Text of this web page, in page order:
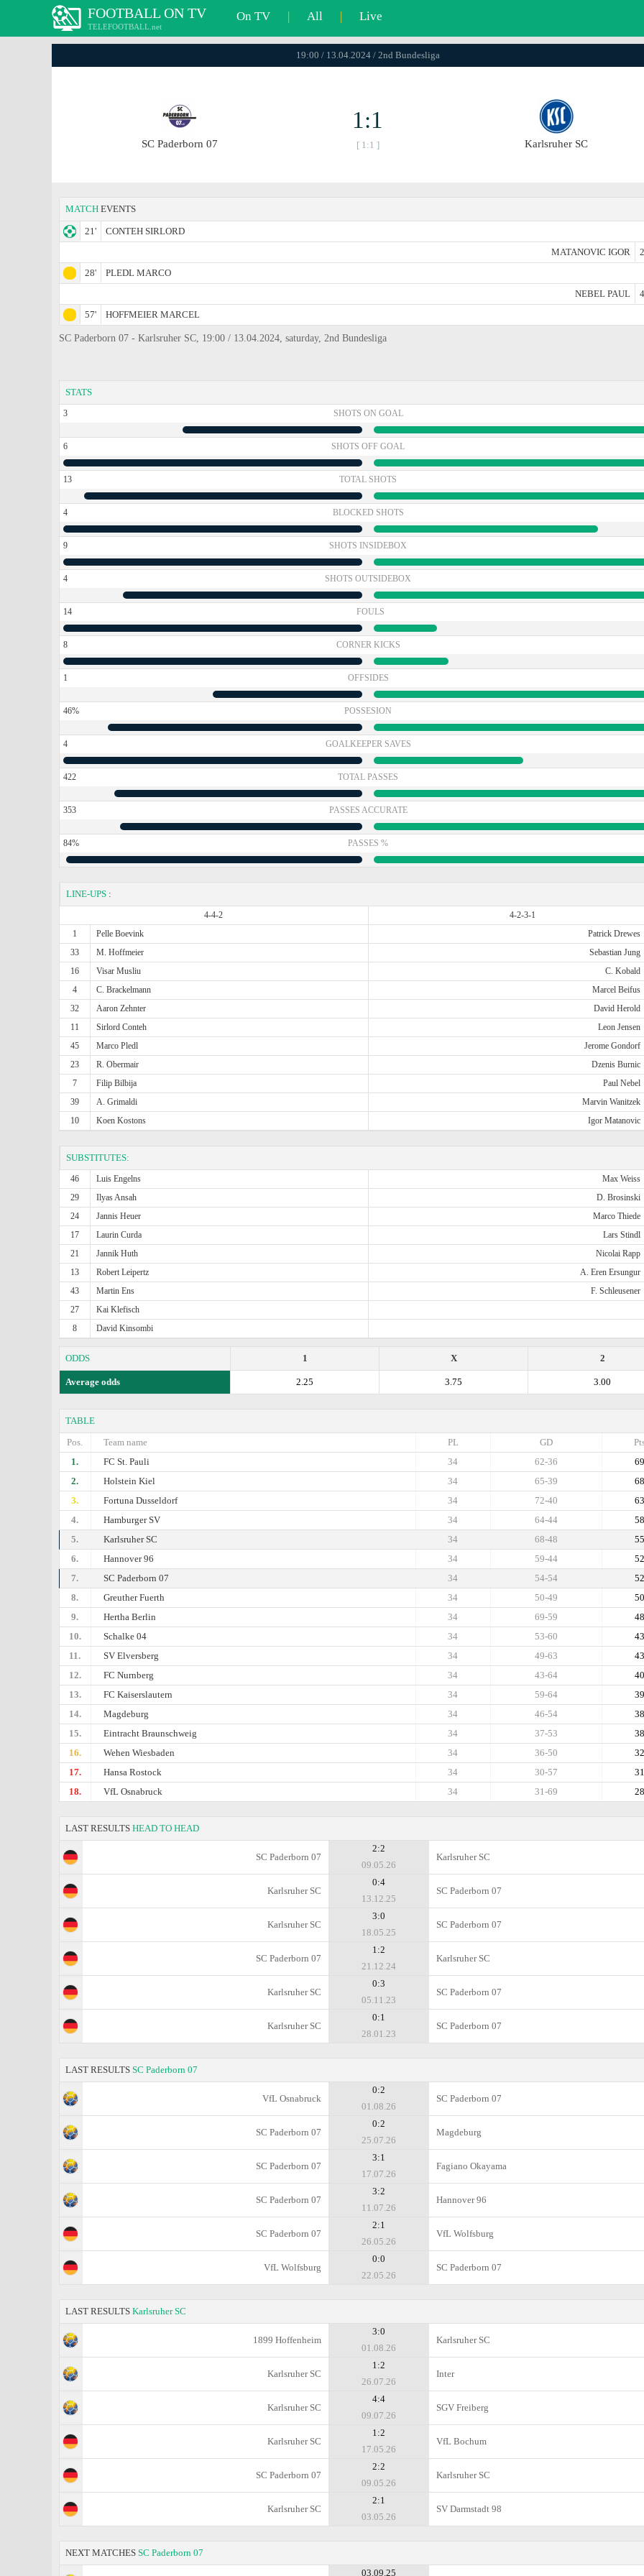
FOOTBALL ON TV
TELEFOOTBALL.net
On TV | All | Live
19:00 / 13.04.2024 / 2nd Bundesliga
SC Paderborn 07
1:1
[ 1:1 ] Karlsruher SC
MATCH EVENTS
21'
CONTEH SIRLORD
MATANOVIC IGOR
28'
PLEDL MARCO
NEBEL PAUL
57'
HOFFMEIER MARCEL
SC Paderborn 07 - Karlsruher SC, 19:00 / 13.04.2024, saturday, 2nd Bundesliga
STATS
3 SHOTS ON GOAL
6 SHOTS OFF GOAL
13 TOTAL SHOTS
4 BLOCKED SHOTS
9 SHOTS INSIDEBOX
4 SHOTS OUTSIDEBOX
14 FOULS
8 CORNER KICKS
1 OFFSIDES
46% POSSESION
4 GOALKEEPER SAVES
422 TOTAL PASSES
353 PASSES ACCURATE
84% PASSES %
LINE-UPS :
4-4-2
4-2-3-1
1
Pelle Boevink Patrick Drewes
33
M. Hoffmeier Sebastian Jung
16
Visar Musliu C. Kobald
4
C. Brackelmann Marcel Beifus
32
Aaron Zehnter David Herold
11
Sirlord Conteh Leon Jensen
45
Marco Pledl Jerome Gondorf
23
R. Obermair Dzenis Burnic
7
Filip Bilbija Paul Nebel
39
A. Grimaldi Marvin Wanitzek
10
Koen Kostons Igor Matanovic
SUBSTITUTES:
46 Luis Engelns Max Weiss
29
Ilyas Ansah D. Brosinski
24
Jannis Heuer Marco Thiede
17
Laurin Curda Lars Stindl
21
Jannik Huth Nicolai Rapp
13
Robert Leipertz A. Eren Ersungur
43
Martin Ens F. Schleusener
27
Kai Klefisch
8
David Kinsombi
ODDS 2
X
1
Average odds 3.00
3.75
2.25
TABLE
Pos.
Team name GD
PL
1.
FC St. Pauli 69
62-36
34
2.
Holstein Kiel 68
65-39
34
3.
Fortuna Dusseldorf 63
72-40
34
4.
Hamburger SV 58
64-44
34
5.
Karlsruher SC 55
68-48
34
6.
Hannover 96 52
59-44
34
7.
SC Paderborn 07 52
54-54
34
8.
Greuther Fuerth 50
50-49
34
9.
Hertha Berlin 48
69-59
34
10.
Schalke 04 43
53-60
34
11.
SV Elversberg 43
49-63
34
12.
FC Nurnberg 40
43-64
34
13.
FC Kaiserslautern 39
59-64
34
14.
Magdeburg 38
46-54
34
15.
Eintracht Braunschweig 38
37-53
34
16.
Wehen Wiesbaden 32
36-50
34
17.
Hansa Rostock 31
30-57
34
18.
VfL Osnabruck 28
31-69
34
LAST RESULTS HEAD TO HEAD
SC Paderborn 07
2:2
09.05.26
Karlsruher SC
Karlsruher SC
0:4
13.12.25
SC Paderborn 07
Karlsruher SC
3:0
18.05.25
SC Paderborn 07
SC Paderborn 07
1:2
21.12.24
Karlsruher SC
Karlsruher SC
0:3
05.11.23
SC Paderborn 07
Karlsruher SC
0:1
28.01.23
SC Paderborn 07
LAST RESULTS SC Paderborn 07
VfL Osnabruck
0:2
01.08.26
SC Paderborn 07
SC Paderborn 07
0:2
25.07.26
Magdeburg
SC Paderborn 07
3:1
17.07.26
Fagiano Okayama
SC Paderborn 07
3:2
11.07.26
Hannover 96
SC Paderborn 07
2:1
26.05.26
VfL Wolfsburg
VfL Wolfsburg
0:0
22.05.26
SC Paderborn 07
LAST RESULTS Karlsruher SC
1899 Hoffenheim
3:0
01.08.26
Karlsruher SC
Karlsruher SC
1:2
26.07.26
Inter
Karlsruher SC
4:4
09.07.26
SGV Freiberg
Karlsruher SC
1:2
17.05.26
VfL Bochum
SC Paderborn 07
2:2
09.05.26
Karlsruher SC
Karlsruher SC
2:1
03.05.26
SV Darmstadt 98
NEXT MATCHES SC Paderborn 07
03.09.25